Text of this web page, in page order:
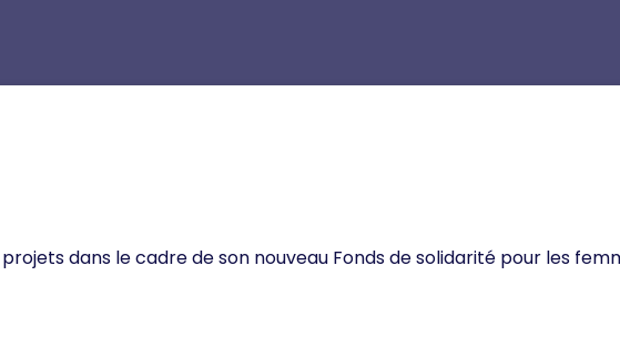
projets dans le cadre de son nouveau Fonds de solidarité pour les